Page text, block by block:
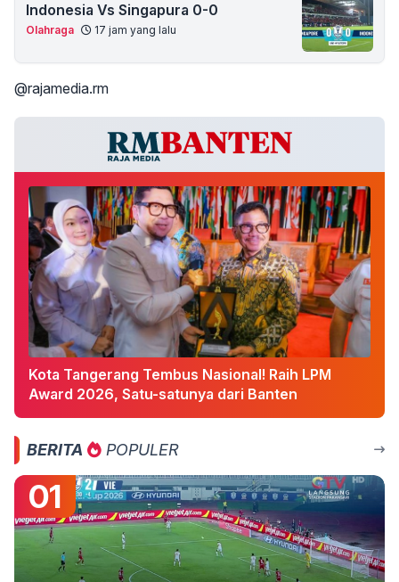
Indonesia Vs Singapura 0-0
Olahraga 17 jam yang lalu
@rajamedia.rm
Kota Tangerang Tembus Nasional! Raih LPM
Award 2026, Satu-satunya dari Banten
BERITA POPULER
01